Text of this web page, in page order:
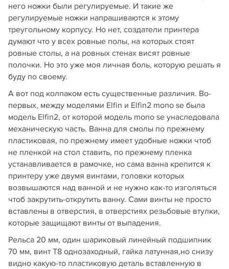
него ножки были регулируемые. И такие же
регулируемые ножки напрашиваются к этому
треугольному корпусу. Но нет, создатели принтера
думают что у всех ровные полы, на которых стоят
ровные столы, а на ровных стенах висят ровные
полочки. Но это уже моя личная боль, которую решать я
буду по своему.
А вот под колпаком есть существенные различия. Во-
первых, между моделями Elfin и Elfin2 mono se была
модель Elfin2, от которой модель mono se унаследовала
механическую часть. Ванна для смолы по прежнему
пластиковая, по прежнему имеет удобные ножки чтоб
не пленкой на стол ставить, по прежнему пленка
устанавливается в рамочке, но сама ванна крепится к
принтеру уже двумя винтами, головки которых
возвышаются над ванной и не нужно как-то изголяться
чтоб закрутить-открутить ванну. Сами винты не просто
вставлены в отверстия, в отверстиях резьбовые втулки,
которые защищают винты от выпадения.
Рельса 20 мм, один шариковый линейный подшипник
70 мм, винт Т8 однозаходный, гайка латунная,но снизу
видно какую-то пластиковую деталь вставленную в